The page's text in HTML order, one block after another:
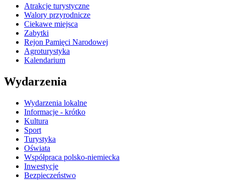
Atrakcje turystyczne
Walory przyrodnicze
Ciekawe miejsca
Zabytki
Rejon Pamięci Narodowej
Agroturystyka
Kalendarium
Wydarzenia
Wydarzenia lokalne
Informacje - krótko
Kultura
Sport
Turystyka
Oświata
Współpraca polsko-niemiecka
Inwestycje
Bezpieczeństwo